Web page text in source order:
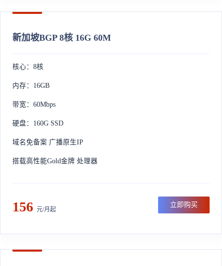
新加坡BGP 8核 16G 60M
核心：8核
内存：16GB
带宽：60Mbps
硬盘：160G SSD
域名免备案 广播原生IP
搭载高性能Gold金牌 处理器
156 元/月起
立即购买